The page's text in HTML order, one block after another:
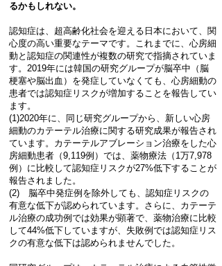
るかもしれない。
認知症は、超高齢化社会を迎える日本において、関
心度の高い重要なテーマです。これまでに、心房細
動と認知症の関連性が複数の研究で指摘されていま
す。2019年には韓国の研究グループが脳卒中（脳
梗塞や脳出血）を発症していなくても、心房細動の
患者では認知症リスクが増加することを報告してい
ます。
(1)2020年に、同じ研究グループから、新しい心房
細動のカテーテル治療に関する研究成果が報告され
ています。カテーテルアブレーション治療をした心
房細動患者（9,119例）では、薬物療法（1万7,978
例）に比較して認知症リスクが27%低下することが
報告されました。
(2) 脳卒中発症例を除外しても、認知症リスクの
有意な低下が認められています。さらに、カテーテ
ル治療の成功例では効果が顕著で、薬物治療に比較
して44%低下していますが、失敗例では認知症リス
クの有意な低下は認められませんでした。